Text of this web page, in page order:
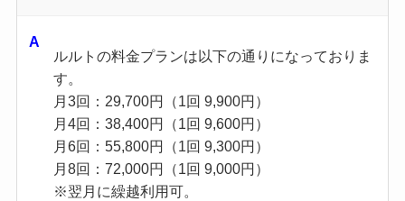
ルルトの料金プランは以下の通りになっておりま
す。
月3回：29,700円（1回 9,900円）
月4回：38,400円（1回 9,600円）
月6回：55,800円（1回 9,300円）
月8回：72,000円（1回 9,000円）
※翌月に繰越利用可。